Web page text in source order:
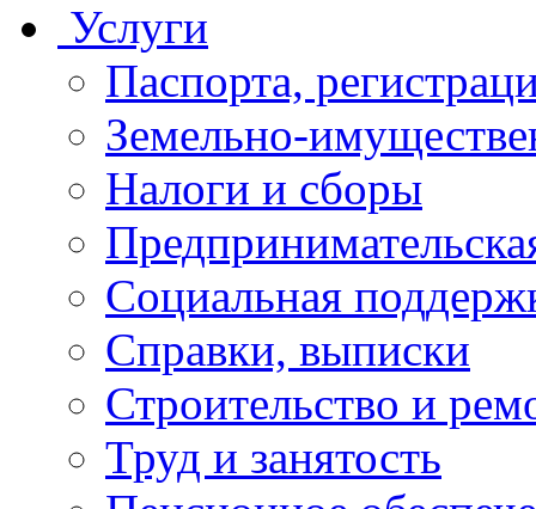
Услуги
Паспорта,
Земельно-
Налоги и сборы
Социальная
Справки, выписки
Строительство и
Труд и занятость